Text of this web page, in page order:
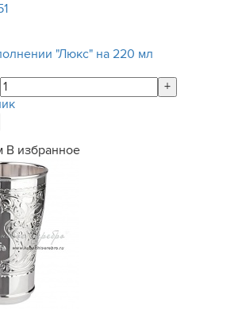
"Люкс" на 220 мл
+
В избранное